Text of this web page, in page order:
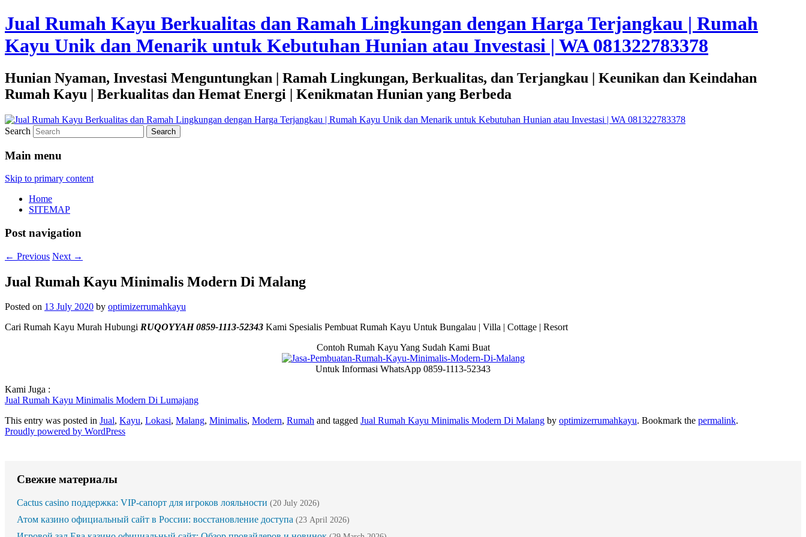
Jual Rumah Kayu Berkualitas dan Ramah Lingkungan dengan Harga Terjangkau | Rumah
Kayu Unik dan Menarik untuk Kebutuhan Hunian atau Investasi | WA 081322783378
Hunian Nyaman, Investasi Menguntungkan | Ramah Lingkungan, Berkualitas, dan Terjangkau | Keunikan dan Keindahan
Rumah Kayu | Berkualitas dan Hemat Energi | Kenikmatan Hunian yang Berbeda
Search
Main menu
Skip to primary content
Home
SITEMAP
Post navigation
← Previous Next →
Jual Rumah Kayu Minimalis Modern Di Malang
Posted on 13 July 2020 by optimizerrumahkayu
Cari Rumah Kayu Murah Hubungi RUQOYYAH 0859-1113-52343 Kami Spesialis Pembuat Rumah Kayu Untuk Bungalau | Villa | Cottage | Resort
Contoh Rumah Kayu Yang Sudah Kami Buat
Untuk Informasi WhatsApp 0859-1113-52343
Kami Juga :
Jual Rumah Kayu Minimalis Modern Di Lumajang
This entry was posted in Jual, Kayu, Lokasi, Malang, Minimalis, Modern, Rumah and tagged Jual Rumah Kayu Minimalis Modern Di Malang by optimizerrumahkayu. Bookmark the permalink.
Proudly powered by WordPress
Свежие материалы
Cactus casino поддержка: VIP-сапорт для игроков лояльности (20 July 2026)
Атом казино официальный сайт в России: восстановление доступа (23 April 2026)